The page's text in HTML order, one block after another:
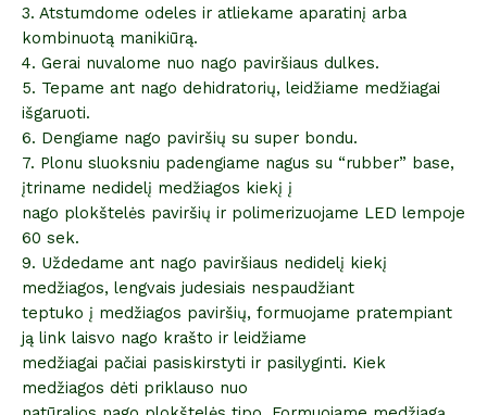
3. Atstumdome odeles ir atliekame aparatinį arba
kombinuotą manikiūrą.
4. Gerai nuvalome nuo nago paviršiaus dulkes.
5. Tepame ant nago dehidratorių, leidžiame medžiagai
išgaruoti.
6. Dengiame nago paviršių su super bondu.
7. Plonu sluoksniu padengiame nagus su “rubber” base,
įtriname nedidelį medžiagos kiekį į
nago plokštelės paviršių ir polimerizuojame LED lempoje
60 sek.
9. Uždedame ant nago paviršiaus nedidelį kiekį
medžiagos, lengvais judesiais nespaudžiant
teptuko į medžiagos paviršių, formuojame pratempiant
ją link laisvo nago krašto ir leidžiame
medžiagai pačiai pasiskirstyti ir pasilyginti. Kiek
medžiagos dėti priklauso nuo